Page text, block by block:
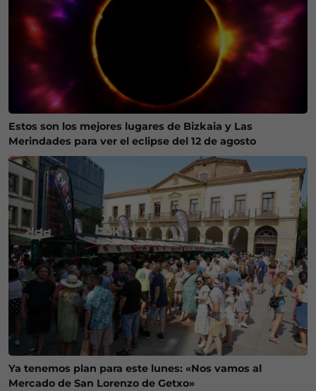
Estos son los mejores lugares de Bizkaia y Las
Merindades para ver el eclipse del 12 de agosto
Ya tenemos plan para este lunes: «Nos vamos al
Mercado de San Lorenzo de Getxo»